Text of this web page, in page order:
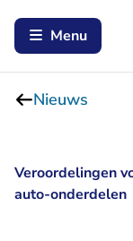
Menu
Nieuws
Veroordelingen
auto-onderdelen